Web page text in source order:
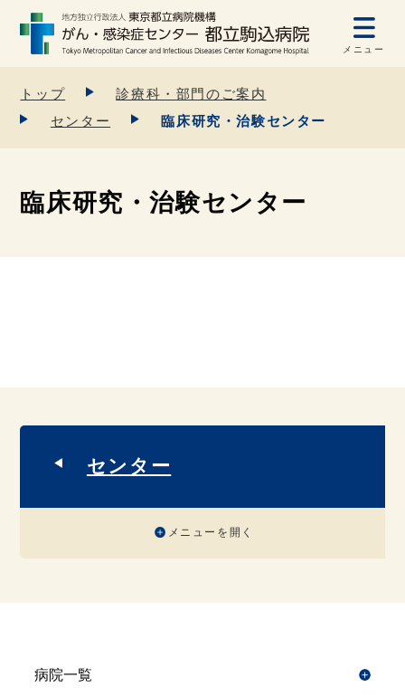
メニュー
トップ
診療科・部門のご案内
センター
臨床研究・治験センター
臨床研究・治験センター
センター
メニューを開く
病院一覧